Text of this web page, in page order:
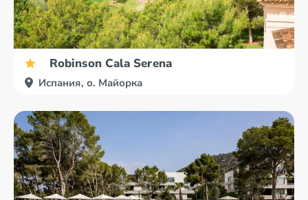
Robinson Cala Serena
Испания, о. Майорка